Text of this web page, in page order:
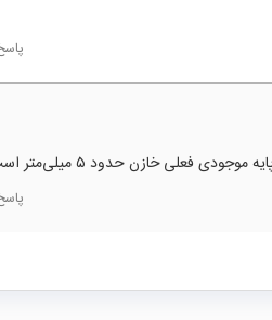
فعلی خازن حدود ۵ میلی‌متر است.